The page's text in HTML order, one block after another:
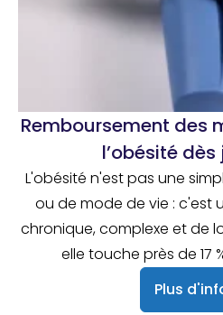
Remboursement des
l’obésité
L'obésité n'est pas une
ou de mode de vie : c'est
chronique, complexe et de
elle touche près de 17
Plus